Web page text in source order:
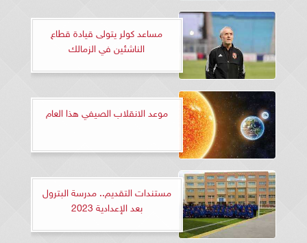
مساعد كولر يتولى قيادة قطاع
الناشئين في الزمالك
موعد الانقلاب الصيفي هذا العام
مستندات التقديم.. مدرسة البترول
بعد الإعدادية 2023